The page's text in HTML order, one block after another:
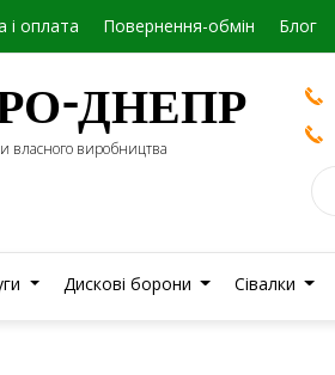
і оплата Повернення-обмін Блог
ДНЕПР
власного виробництва
Дискові борони Сівалки